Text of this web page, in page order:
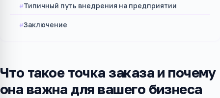
Типичный путь внедрения на предприятии
Заключение
Что такое точка заказа и почему
она важна для вашего бизнеса